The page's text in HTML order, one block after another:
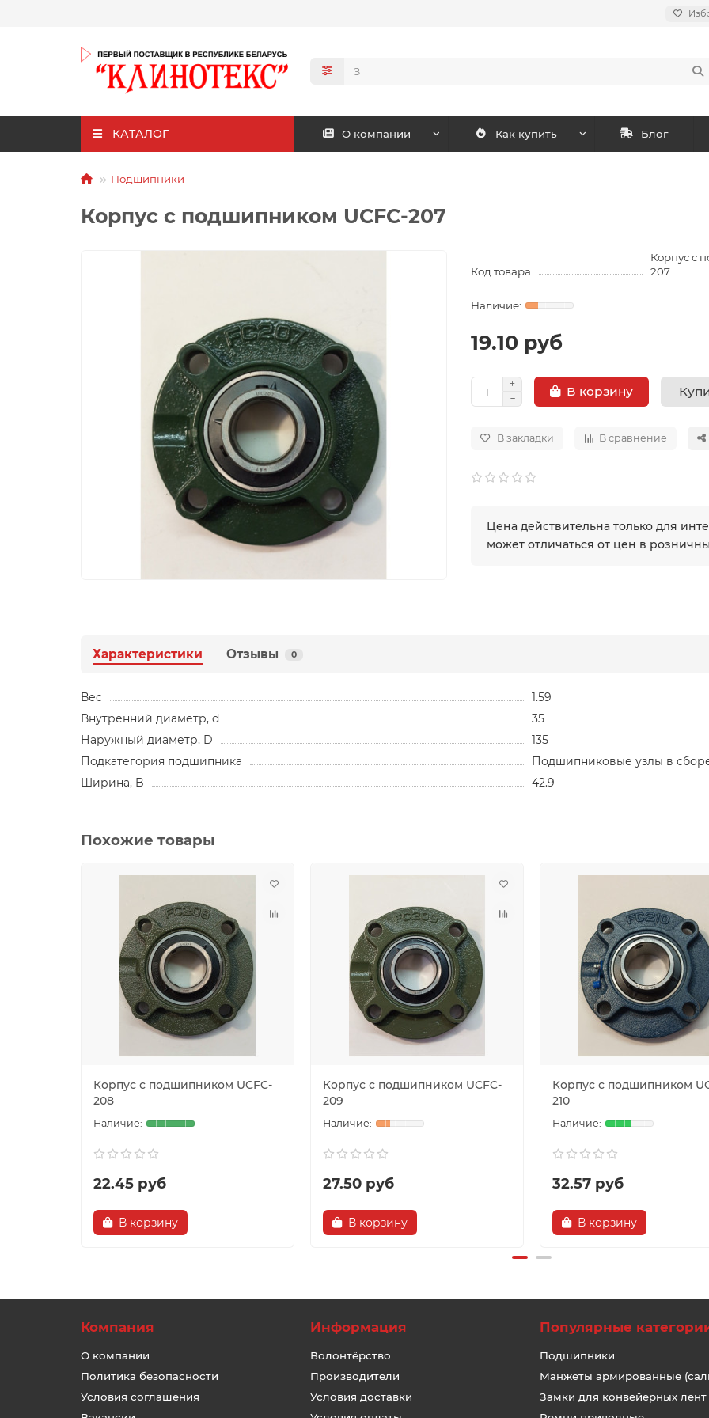
КАТАЛОГ О компании Как купить Блог
Подшипники
Корпус с подшипником UCFC-207
Код товара
Корпус с
207
19.10 руб
В корзину
В закладки В сравнение
Цена действительна только для
может отличаться от цен в
Характеристики Отзывы 0
Вес
1.59
Внутренний диаметр, d
35
Наружный диаметр, D
135
Подкатегория подшипника
Подшипниковые узлы в
Ширина, B
42.9
Похожие товары
Корпус с подшипником UCFC-
208
22.45 руб
В корзину
Корпус с подшипником UCFC-
209
27.50 руб
В корзину
Корпус с подшипником
210
32.57 руб
В корзину
Компания
О компании
Политика безопасности
Условия соглашения
Информация
Волонтёрство
Производители
Условия доставки
Популярные
Подшипники
Манжеты армированные
Замки для конвейерных лент